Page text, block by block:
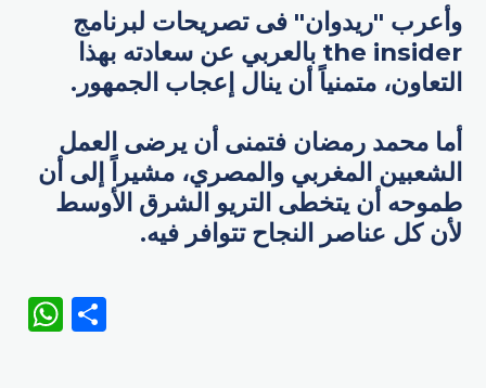
وأعرب "ريدوان" فى تصريحات لبرنامج
the insider بالعربي عن سعادته بهذا
التعاون، متمنياً أن ينال إعجاب الجمهور.
أما محمد رمضان فتمنى أن يرضى العمل
الشعبين المغربي والمصري، مشيراً إلى أن
طموحه أن يتخطى التريو الشرق الأوسط
لأن كل عناصر النجاح تتوافر فيه.
WhatsApp